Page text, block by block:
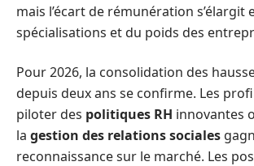
mais l’écart de rémunération s’élargit
spécialisations et du poids des
Pour 2026, la consolidation des
depuis deux ans se confirme. Les
piloter des politiques RH innovantes
la gestion des relations sociales
reconnaissance sur le marché. Les